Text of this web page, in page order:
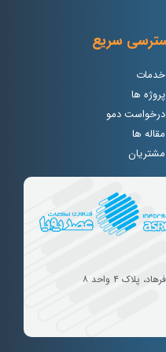
سریع
خدمات
پروژه ها
درخواست دمو
مقاله ها
مشتریان
۴ واحد ۸